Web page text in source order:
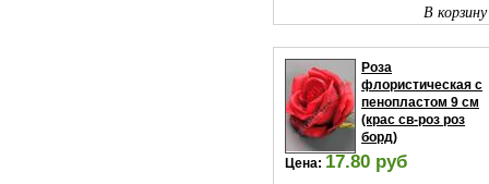
В
Роза
флористическая с
пенопластом 9 см
(крас св-роз роз
борд)
Цена: 17.80 руб